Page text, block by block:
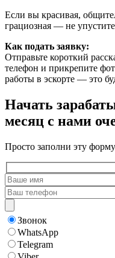
Если вы красивая,
грациозная — не
Как подать заявку:
Отправьте короткий
телефон и прикрепите
работы в эскорте — это
Начать
месяц с нами
Просто заполни эту
Звонок
WhatsApp
Telegram